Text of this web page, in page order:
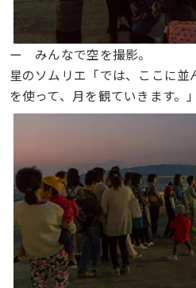
ー みんなで空を撮影。
星のソムリエ「では、ここに並
を使って、月を観ていきます。」